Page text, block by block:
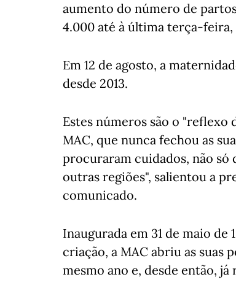
aumento do número de
4.000 até à última terça-feira,
Em 12 de agosto, a
desde 2013.
Estes números são o "reflexo
MAC, que nunca fechou as
procuraram cuidados, não só
outras regiões", salientou a
comunicado.
Inaugurada em 31 de maio
criação, a MAC abriu as suas
mesmo ano e, desde então,